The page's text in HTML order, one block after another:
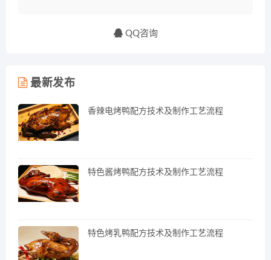
QQ咨询
最新发布
香辣电烤鸭配方技术及制作工艺流程
特色酱烤鸭配方技术及制作工艺流程
特色烤乳鸭配方技术及制作工艺流程